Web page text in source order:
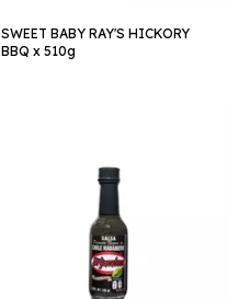
SWEET BABY RAY'S HICKORY
BBQ x 510g